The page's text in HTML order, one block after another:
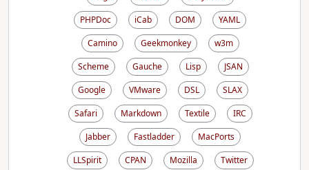
PHPDoc
iCab DOM
YAML
Camino
Geekmonkey
w3m
Scheme
Gauche Lisp
JSAN
Google
VMware DSL
SLAX
Safari
Markdown Textile
IRC
Jabber
Fastladder
MacPorts
LLSpirit
CPAN Mozilla
Twitter